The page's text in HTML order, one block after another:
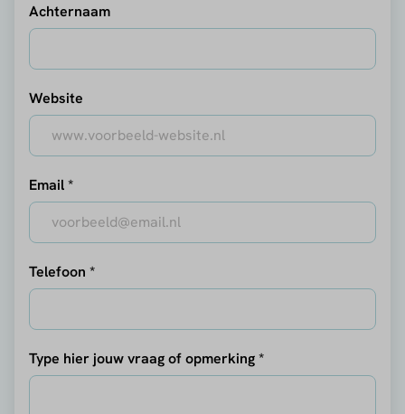
Achternaam
Website
Email *
Telefoon *
Type hier jouw vraag of opmerking *